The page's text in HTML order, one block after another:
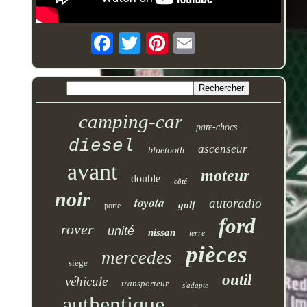
camping-car pare-chocs
diesel bluetooth ascenseur
avant double côté moteur
noir porte toyota golf autoradio
rover unité nissan terre ford
siège mercedes pièces
véhicule transporteur s'adapte outil